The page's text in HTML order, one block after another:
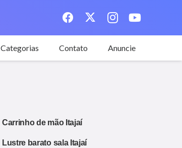
Categorias Contato Anuncie
Carrinho de mão Itajaí
Lustre barato sala Itajaí